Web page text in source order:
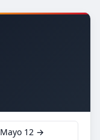
Mayo 12 →